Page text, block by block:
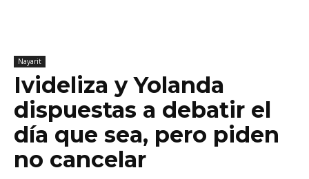
Nayarit
Ivideliza y Yolanda
dispuestas a debatir el
día que sea, pero piden
no cancelar